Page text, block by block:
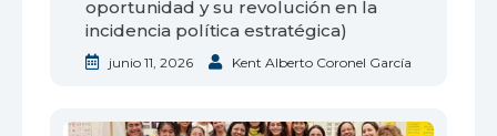
oportunidad y su revolución en la
incidencia política estratégica)
junio 11, 2026 Kent Alberto Coronel García